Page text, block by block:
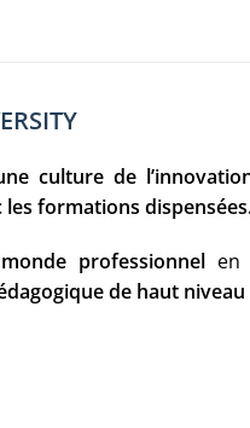
culture de
formations
professionnel en
de haut niveau